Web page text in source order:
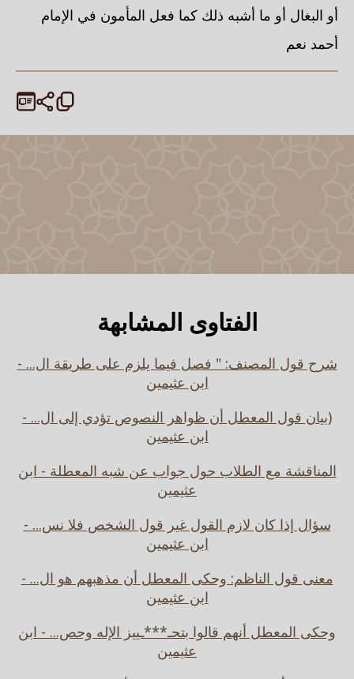
أو البغال أو ما أشبه ذلك كما فعل المأمون في الإمام
أحمد نعم
الفتاوى المشابهة
شرح قول المصنف: " فصل فيما يلزم على طريقة ال... -
ابن عثيمين
(بيان قول المعطل أن ظواهر النصوص تؤدي إلى ال... -
ابن عثيمين
المناقشة مع الطلاب حول جواب عن شبه المعطلة - ابن
عثيمين
سؤال إذا كان لازم القول غير قول الشخص فلا نس... -
ابن عثيمين
معنى قول الناظم: وحكى المعطل أن مذهبهم هو ال... -
ابن عثيمين
وحكى المعطل أنهم قالوا بتحـ***ـييز الإله وحص... - ابن
عثيمين